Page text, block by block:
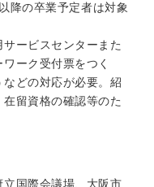
降の卒業予定者は対象
ービスセンターまた
ーク受付票をつく
どの対応が必要。紹
留資格の確認等のた
国際会議場、大阪市